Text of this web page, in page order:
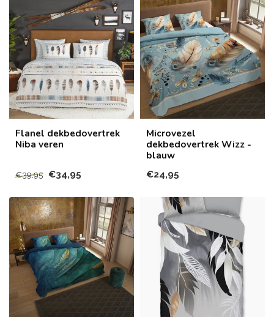
Flanel dekbedovertrek
Niba veren
€39,95 €34,95
Microvezel
dekbedovertrek Wizz -
blauw
€24,95